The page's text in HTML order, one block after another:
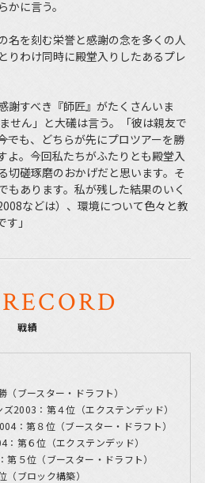
に言う。
名を刻む栄誉と感謝の念を多くの人
りわけ同時に殿堂入りしたあるプレ
謝すべき『師匠』がたくさんいま
せん」と大礒は言う。「彼は親友で
でも、どちらが先にプロツアーを勝
よ。今回私たちがふたりとも殿堂入
切磋琢磨のおかげだと思います。そ
もあります。私が残した結果のいく
などは）、環境について色々と教
」
戦績
ブースター・ドラフト）
2003：第４位（エクステンデッド）
：第８位（ブースター・ドラフト）
第６位（エクステンデッド）
５位（ブースター・ドラフト）
ブロック構築）